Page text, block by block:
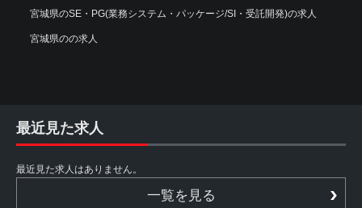
宮城県のSE・PG(業務システム・パッケージ/SI・受託開発)の求人
宮城県のの求人
最近見た求人
最近見た求人はありません。
一覧を見る